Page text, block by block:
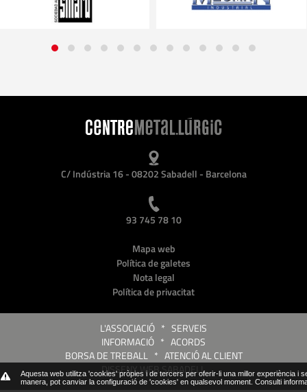
Aquesta web utilitza 'cookies' pròpies i de tercers per oferir-li una millor experiència
manera, pot canviar la configuració de 'cookies' en qualsevol moment. Consulti
C/ Indústria 16 - 08202 Sabadell - Barcelona
93 745 78 10
Mapa web
Política de galetes
Nota legal
Política de privacitat
L'ASSOCIACIÓ * SERVEIS
INFORMACIÓ * ACORDS
BORSA DE TREBALL* ATENCIÓ AL CLIENT
DISSENY WEB SABADELL